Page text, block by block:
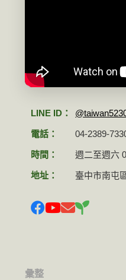
LINE ID：
電話： 04-2389-
時間： 週二至週六
地址： 臺中市南屯
彙整